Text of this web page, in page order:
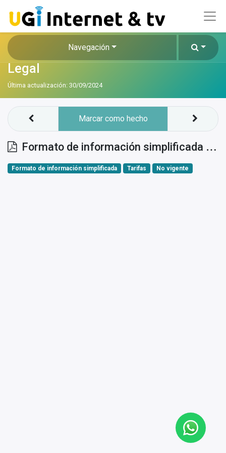
Navegación
Legal
Última actualización: 30/09/2024
Formato de información simplificada 1400794
Marcar como hecho
Formato de información simplificada Tarifas No vigente